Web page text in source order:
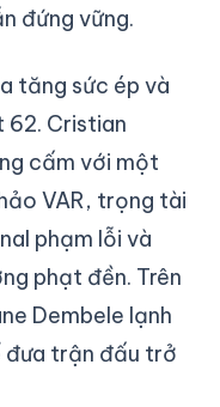
đứng vững.
tăng sức ép và
62. Cristian
cấm với một
VAR, trọng tài
phạm lỗi và
phạt đền. Trên
Dembele lạnh
đưa trận đấu trở